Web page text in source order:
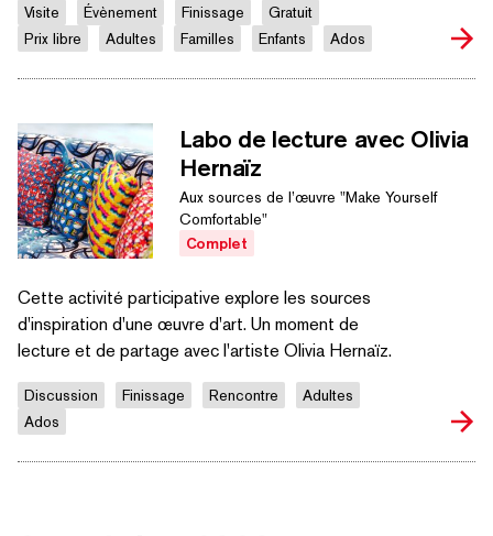
Visite Évènement Finissage
Gratuit
Prix libre
Adultes Familles Enfants Ados
Labo de lecture avec Olivia
Hernaïz
Aux sources de l’œuvre "Make Yourself
Comfortable"
Complet
Cette activité participative explore les sources
d'inspiration d'une œuvre d'art. Un moment de
lecture et de partage avec l'artiste Olivia Hernaïz.
Discussion Finissage Rencontre
Adultes
Ados